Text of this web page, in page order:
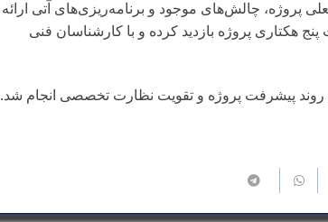
پروژه، چالش‌های موجود و برنامه‌ریزی‌های آتی ارائه
هکتاری پروژه بازدید کرده و با کارشناسان فنی
روند پیشرفت پروژه و تقویت نظارت تخصصی انجام شد.